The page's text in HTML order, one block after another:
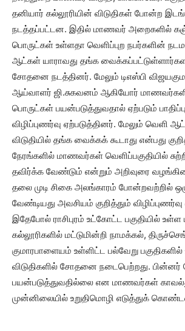
தனியார் கல்லூரியின் விடுதிகள் போன்ற
நடத்தப்பட்டன. இதில் மாணவர் அறைகளில்
பொருட்கள் உள்ளதா வெளிப்புற நபர்களின்
ஆட்கள் யாராவது தங்க
சோதனை நடத்தினர். மேலும் டிஎஸ்பி
ஆய்வாளர் ஜி.சுகவனம் ஆகியோர்
பொருட்கள் பயன்படுத்துவதால் ஏற்படும்
விழிப்புணர்வு ஏற்படுத்தினர். மேலும் வெளி
விடுதியில் தங்க வைக்கக் கூடாது என்பது
நேரங்களில் மாணவர்கள் வெளிப்பகுதியில்
தவிர்க்க வேண்டும் என்றும் அறிவுரை
தலை முடி சிகை அலங்காரம் போன்றவற்றில்
வேண்டியது அவசியம் குறித்தும்
இதேபோல் ராசிபுரம் உட்கோட்ட பகுதியில் உள்ள
கல்லூரிகளில் மட்டுமின்றி நாமக்கல்,
குமாரபாளையம் உள்ளிட்ட பல்வேறு
விடுதிகளில் சோதனை நடைபெற்றது.
பயன்படுத்துவதில்லை என மாணவர்கள்
முன்னிலையில் உறுதிமொழி எடுத்துக்